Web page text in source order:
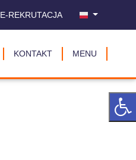
E-REKRUTACJA
KONTAKT MENU